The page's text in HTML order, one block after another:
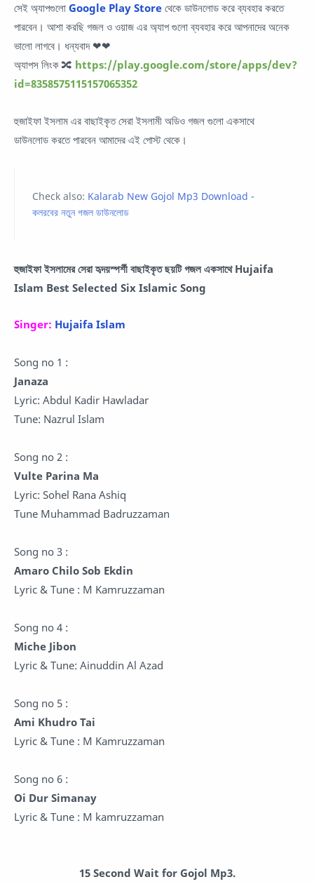
সেই অ্যাপগুলো Google Play Store থেকে ডাউনলোড করে ব্যবহার করতে
পারবেন। আশা করছি গজল ও ওয়াজ এর অ্যাপ গুলো ব্যবহার করে আপনাদের অনেক
ভালো লাগবে। ধন্যবাদ ❤❤
অ্যাপস লিংক 🔀 https://play.google.com/store/apps/dev?
id=8358575115157065352
হুজাইফা ইসলাম এর বাছাইকৃত সেরা ইসলামী অডিও গজল গুলো একসাথে
ডাউনলোড করতে পারবেন আমাদের এই পোস্ট থেকে।
Check also: Kalarab New Gojol Mp3 Download -
কলরবের নতুন গজল ডাউনলোড
হুজাইফা ইসলামের সেরা হৃদয়স্পর্শী বাছাইকৃত ছয়টি গজল একসাথে Hujaifa
Islam Best Selected Six Islamic Song
Singer: Hujaifa Islam
Song no 1 :
Janaza
Lyric: Abdul Kadir Hawladar
Tune: Nazrul Islam
Song no 2 :
Vulte Parina Ma
Lyric: Sohel Rana Ashiq
Tune Muhammad Badruzzaman
Song no 3 :
Amaro Chilo Sob Ekdin
Lyric & Tune : M Kamruzzaman
Song no 4 :
Miche Jibon
Lyric & Tune: Ainuddin Al Azad
Song no 5 :
Ami Khudro Tai
Lyric & Tune : M Kamruzzaman
Song no 6 :
Oi Dur Simanay
Lyric & Tune : M kamruzzaman
15 Second Wait for Gojol Mp3.